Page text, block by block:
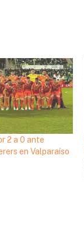
2 a 0 ante
en Valparaíso